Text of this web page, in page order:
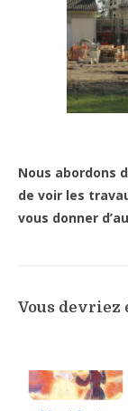
Nous abordons
de voir les
vous donner
Vous devriez